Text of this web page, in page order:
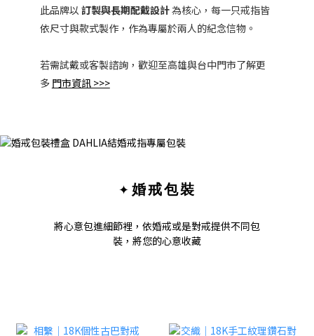
此品牌以 訂製與長期配戴設計為核心，每一只戒指皆
依尺寸與款式製作，作為專屬於兩人的紀念信物。
若需試戴或客製諮詢，歡迎至高雄與台中門市了解更
多 門市資訊 >>>
✦ 婚戒包裝
將心意包進細節裡，依婚戒或是對戒提供不同包
裝，將您的心意收藏